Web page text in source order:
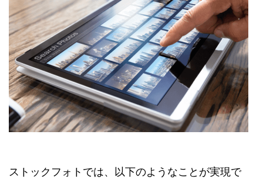
ストックフォトでは、以下のようなことが実現で